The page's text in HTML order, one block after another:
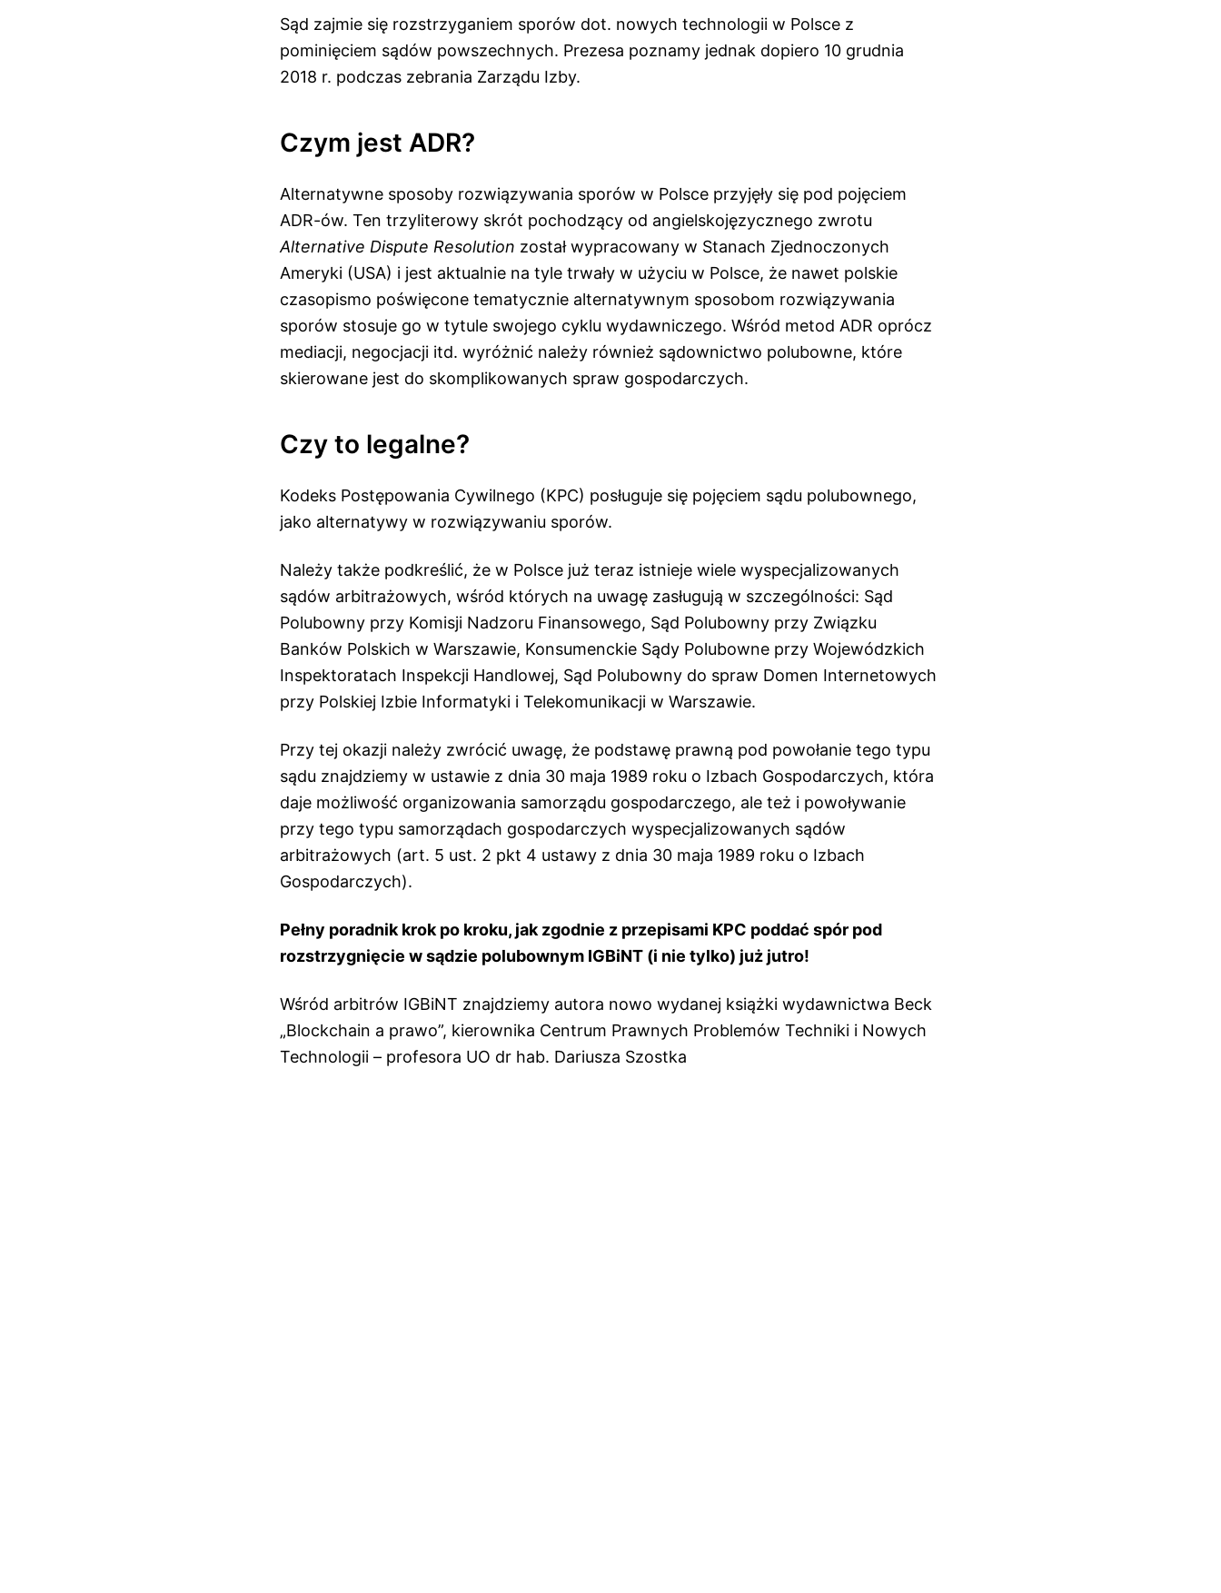
Sąd zajmie się rozstrzyganiem sporów dot. nowych technologii w Polsce z
pominięciem sądów powszechnych. Prezesa poznamy jednak dopiero 10 grudnia
2018 r. podczas zebrania Zarządu Izby.
Czym jest ADR?
Alternatywne sposoby rozwiązywania sporów w Polsce przyjęły się pod pojęciem
ADR-ów. Ten trzyliterowy skrót pochodzący od angielskojęzycznego zwrotu
Alternative Dispute Resolution został wypracowany w Stanach Zjednoczonych
Ameryki (USA) i jest aktualnie na tyle trwały w użyciu w Polsce, że nawet polskie
czasopismo poświęcone tematycznie alternatywnym sposobom rozwiązywania
sporów stosuje go w tytule swojego cyklu wydawniczego. Wśród metod ADR oprócz
mediacji, negocjacji itd. wyróżnić należy również sądownictwo polubowne, które
skierowane jest do skomplikowanych spraw gospodarczych.
Czy to legalne?
Kodeks Postępowania Cywilnego (KPC) posługuje się pojęciem sądu polubownego,
jako alternatywy w rozwiązywaniu sporów.
Należy także podkreślić, że w Polsce już teraz istnieje wiele wyspecjalizowanych
sądów arbitrażowych, wśród których na uwagę zasługują w szczególności: Sąd
Polubowny przy Komisji Nadzoru Finansowego, Sąd Polubowny przy Związku
Banków Polskich w Warszawie, Konsumenckie Sądy Polubowne przy Wojewódzkich
Inspektoratach Inspekcji Handlowej, Sąd Polubowny do spraw Domen Internetowych
przy Polskiej Izbie Informatyki i Telekomunikacji w Warszawie.
Przy tej okazji należy zwrócić uwagę, że podstawę prawną pod powołanie tego typu
sądu znajdziemy w ustawie z dnia 30 maja 1989 roku o Izbach Gospodarczych, która
daje możliwość organizowania samorządu gospodarczego, ale też i powoływanie
przy tego typu samorządach gospodarczych wyspecjalizowanych sądów
arbitrażowych (art. 5 ust. 2 pkt 4 ustawy z dnia 30 maja 1989 roku o Izbach
Gospodarczych).
Pełny poradnik krok po kroku, jak zgodnie z przepisami KPC poddać spór pod
rozstrzygnięcie w sądzie polubownym IGBiNT (i nie tylko) już jutro!
Wśród arbitrów IGBiNT znajdziemy autora nowo wydanej książki wydawnictwa Beck
„Blockchain a prawo”, kierownika Centrum Prawnych Problemów Techniki i Nowych
Technologii – profesora UO dr hab. Dariusza Szostka